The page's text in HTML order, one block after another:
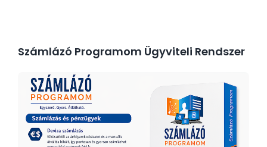
Számlázó Programom Ügyviteli Rendszer